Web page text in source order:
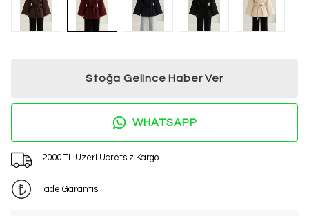
Stoğa Gelince Haber Ver
WHATSAPP
2000 TL Üzeri Ücretsiz Kargo
İade Garantisi
%20 İNDİRİM
2. Üründe Net %20 İndirim!
Bu ve benzeri fırsatları kaçırmamak